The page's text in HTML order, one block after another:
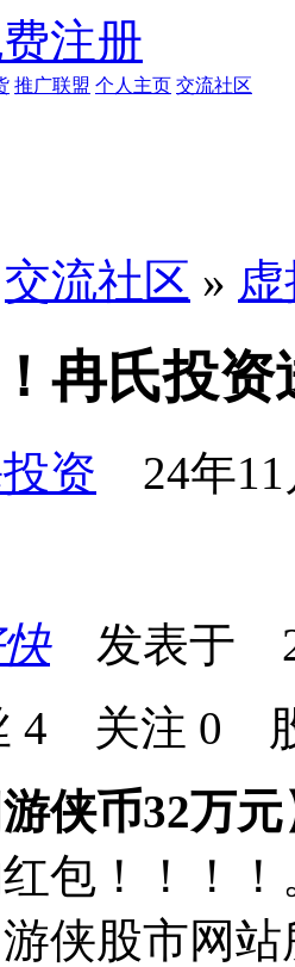
注册
推广联盟 个人主页 交流社区
交流社区 »
冉氏投
投资 24年11
发表于
4 关注 0
游侠币32万元
包！！！
侠股市网